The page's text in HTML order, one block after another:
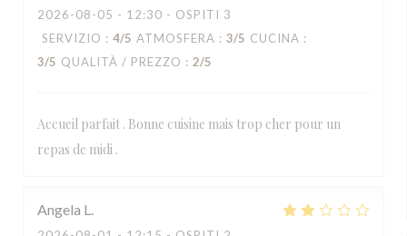
2026-08-05 - 12:30 - OSPITI 3
SERVIZIO : 4/5 ATMOSFERA : 3/5 CUCINA :
3/5 QUALITÀ / PREZZO : 2/5
Accueil parfait . Bonne cuisine mais trop cher pour un
repas de midi .
Angela L